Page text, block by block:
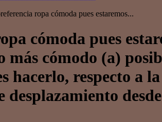
ropa cómoda pues estaremos...
cómoda pues
más cómodo (a)
hacerlo, respecto a
desplazamiento